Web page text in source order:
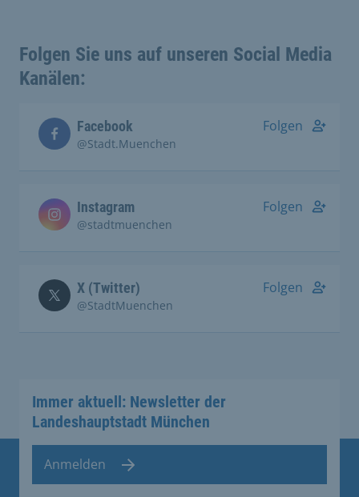
Folgen Sie uns auf unseren Social Media
Kanälen:
Facebook
@Stadt.Muenchen
Folgen
Instagram
@stadtmuenchen
Folgen
X (Twitter)
@StadtMuenchen
Folgen
Immer aktuell: Newsletter der
Landeshauptstadt München
Anmelden